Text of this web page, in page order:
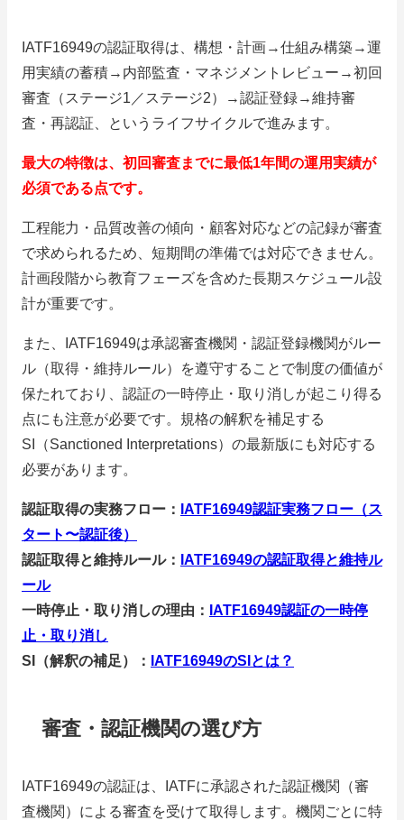
IATF16949の認証取得は、構想・計画→仕組み構築→運
用実績の蓄積→内部監査・マネジメントレビュー→初回
審査（ステージ1／ステージ2）→認証登録→維持審
査・再認証、というライフサイクルで進みます。
最大の特徴は、初回審査までに最低1年間の運用実績が
必須である点です。
工程能力・品質改善の傾向・顧客対応などの記録が審査
で求められるため、短期間の準備では対応できません。
計画段階から教育フェーズを含めた長期スケジュール設
計が重要です。
また、IATF16949は承認審査機関・認証登録機関がルー
ル（取得・維持ルール）を遵守することで制度の価値が
保たれており、認証の一時停止・取り消しが起こり得る
点にも注意が必要です。規格の解釈を補足する
SI（Sanctioned Interpretations）の最新版にも対応する
必要があります。
認証取得の実務フロー：
IATF16949認証実務フロー（ス
タート〜認証後）
認証取得と維持ルール：
IATF16949の認証取得と維持ル
ール
一時停止・取り消しの理由：
IATF16949認証の一時停
止・取り消し
SI（解釈の補足）：
IATF16949のSIとは？
審査・認証機関の選び方
IATF16949の認証は、IATFに承認された認証機関（審
査機関）による審査を受けて取得します。機関ごとに特